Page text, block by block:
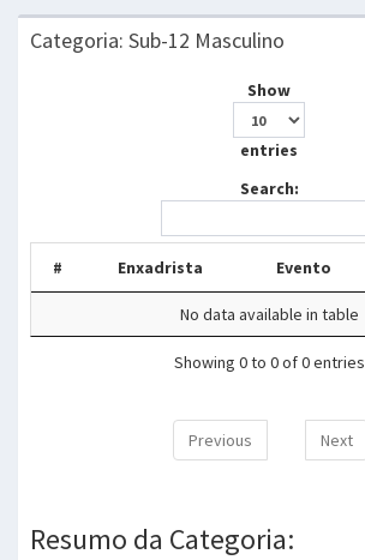
Categoria: Sub-12 Masculino
Show
entries
Search:
# Enxadrista Evento
No data available in table
Showing 0 to 0 of 0 entries
Previous Next
Resumo da Categoria: